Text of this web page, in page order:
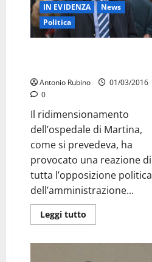
IN EVIDENZA
News
Politica
Antonio Rubino
01/03/2016
0
Il ridimensionamento
dell’ospedale di Martina,
come si prevedeva, ha
provocato una reazione di
tutta l’opposizione politica
dell’amministrazione...
Leggi tutto